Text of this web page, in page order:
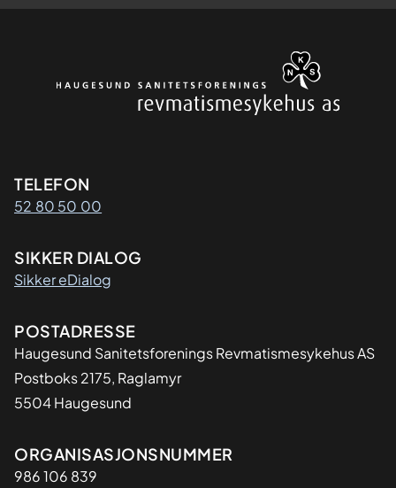
Kontaktinformasjon
TELEFON
52 80 50 00
SIKKER DIALOG
Sikker eDialog
Adresse
POSTADRESSE
Haugesund Sanitetsforenings Revmatismesykehus AS
Postboks 2175, Raglamyr
5504 Haugesund
Organisasjon
ORGANISASJONSNUMMER
986 106 839